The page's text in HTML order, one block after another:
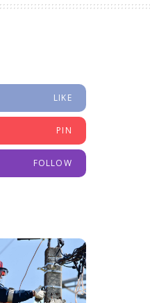
LIKE
PIN
FOLLOW